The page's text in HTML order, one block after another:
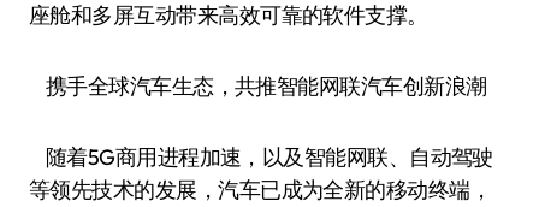
座舱和多屏互动带来高效可靠的软件支撑。
携手全球汽车生态，共推智能网联汽车创新浪潮
随着5G商用进程加速，以及智能网联、自动驾驶
等领先技术的发展，汽车已成为全新的移动终端，